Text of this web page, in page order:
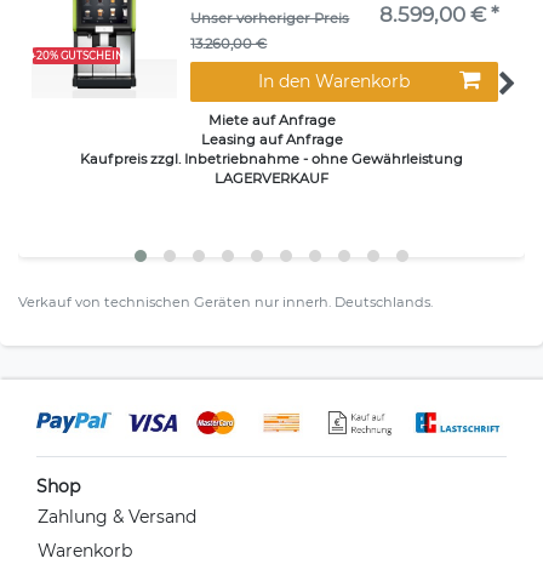
+20% GUTSCHEIN
Unser vorheriger Preis
13.260,00 €
8.599,00 € *
In den Warenkorb
Miete auf Anfrage
Leasing auf Anfrage
Kaufpreis zzgl. Inbetriebnahme - ohne Gewährleistung
LAGERVERKAUF
Verkauf von technischen Geräten nur innerh. Deutschlands.
Shop
Zahlung & Versand
Warenkorb